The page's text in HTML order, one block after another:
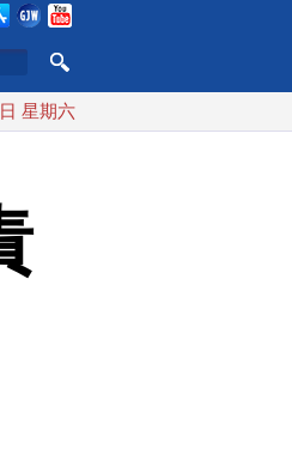
台灣漢光首結合城鎮演習 AIT連
星期六